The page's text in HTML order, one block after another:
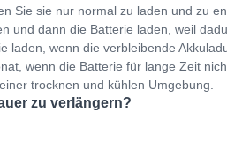
Sie sie nur normal zu laden und zu
und dann die Batterie laden, weil
laden, wenn die verbleibende
wenn die Batterie für lange Zeit
trocknen und kühlen Umgebung.
zu verlängern?